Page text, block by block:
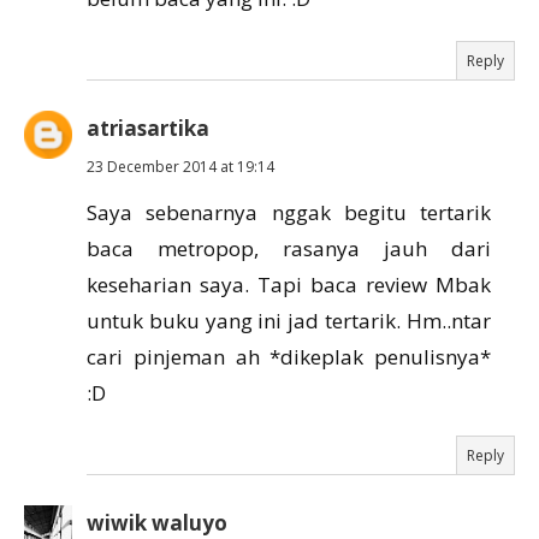
Reply
atriasartika
23 December 2014 at 19:14
Saya sebenarnya nggak begitu tertarik
baca metropop, rasanya jauh dari
keseharian saya. Tapi baca review Mbak
untuk buku yang ini jad tertarik. Hm..ntar
cari pinjeman ah *dikeplak penulisnya*
:D
Reply
wiwik waluyo